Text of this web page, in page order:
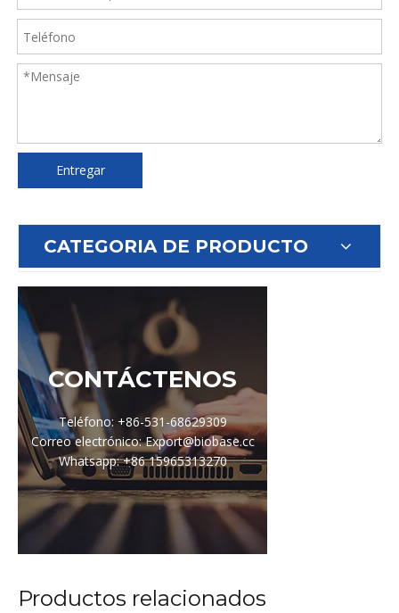
Entregar
CATEGORIA DE PRODUCTO
CONTÁCTENOS
Teléfono: +86-531-68629309
Correo electrónico: Export@biobase.cc
Whatsapp: +86 15965313270
Productos relacionados